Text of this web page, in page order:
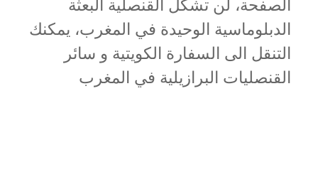
الصفحة، لن تشكل القنصلية البعثة
الدبلوماسية الوحيدة في المغرب، يمكنك
التنقل الى السفارة الكويتية و سائر
القنصليات البرازيلية في المغرب